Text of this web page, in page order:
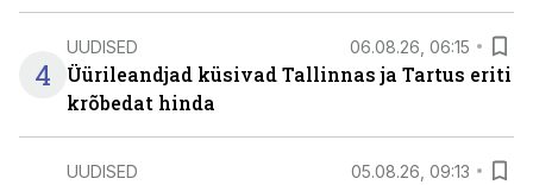
4
UUDISED 06.08.26, 06:15
Üürileandjad küsivad Tallinnas ja Tartus eriti
krõbedat hinda
UUDISED 05.08.26, 09:13